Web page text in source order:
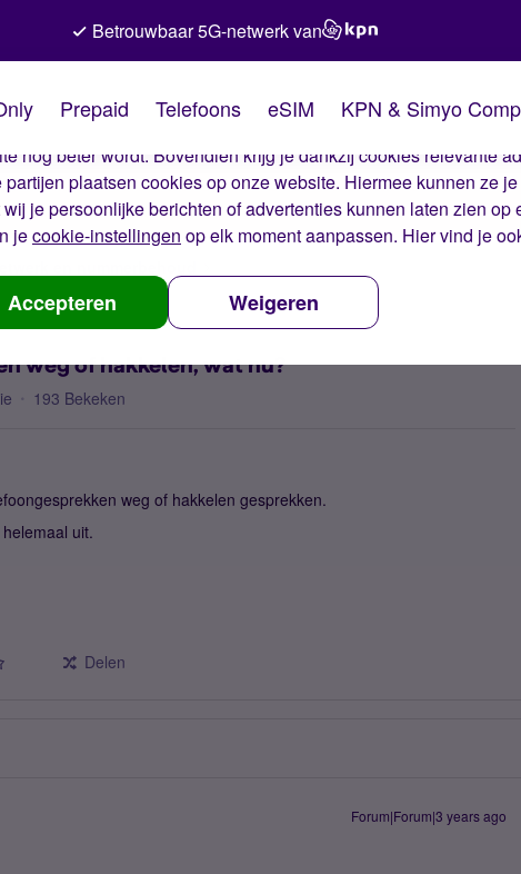
De cookies van Simyo
cookies op onze website. Met deze cookies zorgen wij
nog beter wordt. Bovendien krijg je dankzij cookies relevante
partijen plaatsen cookies op onze website. Hiermee kunnen ze
je persoonlijke berichten of advertenties kunnen laten zien op
jecookie-instellingen op elk moment aanpassen. Hier vind je
Accepteren Weigeren
Betrouwbaar 5G-netwerk van
Prepaid Telefoons eSIM KPN & Simyo
en nummerbehoud
weg of hakkelen, wat nu?
193 Bekeken
weg of hakkelen gesprekken.
uit.
Delen
Forum|Forum|3 years ago